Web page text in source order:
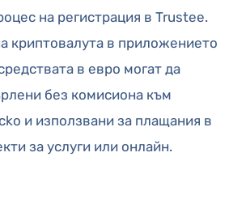
на регистрация в Trustee.
криптовалута в приложението
в евро могат да
без комисиона към
и използвани за плащания в
за услуги или онлайн.